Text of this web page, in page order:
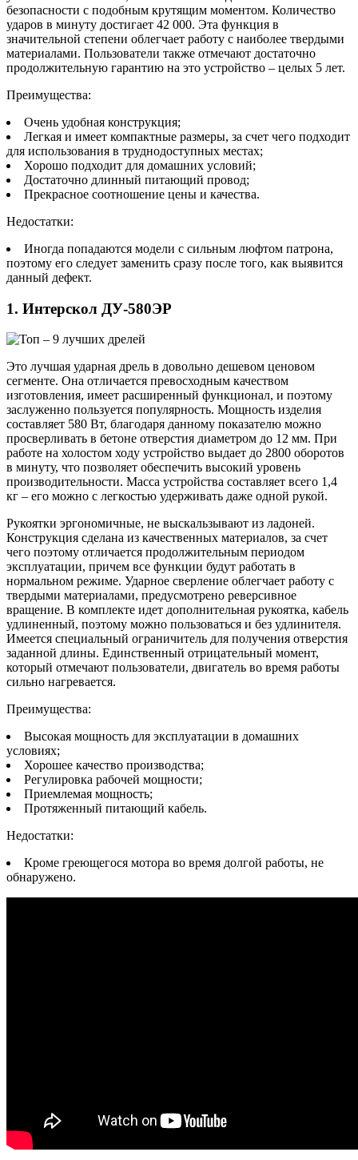
безопасности с подобным крутящим моментом. Количество
ударов в минуту достигает 42 000. Эта функция в
значительной степени облегчает работу с наиболее твердыми
материалами. Пользователи также отмечают достаточно
продолжительную гарантию на это устройство – целых 5 лет.
Преимущества:
Очень удобная конструкция;
Легкая и имеет компактные размеры, за счет чего подходит
для использования в труднодоступных местах;
Хорошо подходит для домашних условий;
Достаточно длинный питающий провод;
Прекрасное соотношение цены и качества.
Недостатки:
Иногда попадаются модели с сильным люфтом патрона,
поэтому его следует заменить сразу после того, как выявится
данный дефект.
1. Интерскол ДУ-580ЭР
Это лучшая ударная дрель в довольно дешевом ценовом
сегменте. Она отличается превосходным качеством
изготовления, имеет расширенный функционал, и поэтому
заслуженно пользуется популярность. Мощность изделия
составляет 580 Вт, благодаря данному показателю можно
просверливать в бетоне отверстия диаметром до 12 мм. При
работе на холостом ходу устройство выдает до 2800 оборотов
в минуту, что позволяет обеспечить высокий уровень
производительности. Масса устройства составляет всего 1,4
кг – его можно с легкостью удерживать даже одной рукой.
Рукоятки эргономичные, не выскальзывают из ладоней.
Конструкция сделана из качественных материалов, за счет
чего поэтому отличается продолжительным периодом
эксплуатации, причем все функции будут работать в
нормальном режиме. Ударное сверление облегчает работу с
твердыми материалами, предусмотрено реверсивное
вращение. В комплекте идет дополнительная рукоятка, кабель
удлиненный, поэтому можно пользоваться и без удлинителя.
Имеется специальный ограничитель для получения отверстия
заданной длины. Единственный отрицательный момент,
который отмечают пользователи, двигатель во время работы
сильно нагревается.
Преимущества:
Высокая мощность для эксплуатации в домашних
условиях;
Хорошее качество производства;
Регулировка рабочей мощности;
Приемлемая мощность;
Протяженный питающий кабель.
Недостатки:
Кроме греющегося мотора во время долгой работы, не
обнаружено.